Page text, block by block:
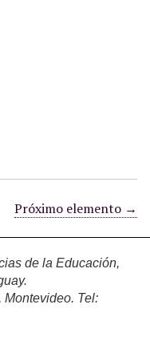
Próximo elemento →
de la Educación,
Montevideo. Tel: